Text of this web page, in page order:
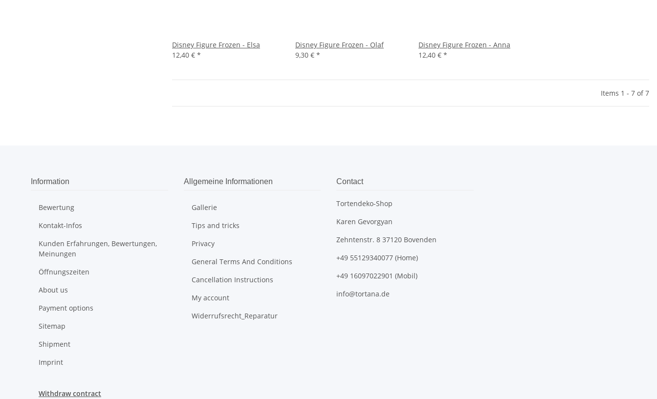
Disney Figure Frozen - Elsa
12,40 € *
Disney Figure Frozen - Olaf
9,30 € *
Disney Figure Frozen - Anna
12,40 € *
Items 1 - 7 of 7
Information
Bewertung
Kontakt-Infos
Kunden Erfahrungen, Bewertungen,
Meinungen
Öffnungszeiten
About us
Payment options
Sitemap
Shipment
Imprint
Allgemeine Informationen
Gallerie
Tips and tricks
Privacy
General Terms And Conditions
Cancellation Instructions
My account
Widerrufsrecht_Reparatur
Contact
Tortendeko-Shop
Karen Gevorgyan
Zehntenstr. 8 37120 Bovenden
+49 55129340077 (Home)
+49 16097022901 (Mobil)
info@tortana.de
Withdraw contract